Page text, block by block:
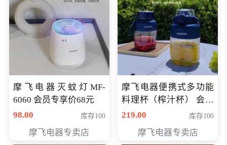
摩飞电器灭蚊灯MF-
6060 会员专享价68元
98.00
库存100
摩飞电器专卖店
摩飞电器便携式多功能
料理杯（榨汁杯） 会员
专享价118元
219.00 库存100
摩飞电器专卖店